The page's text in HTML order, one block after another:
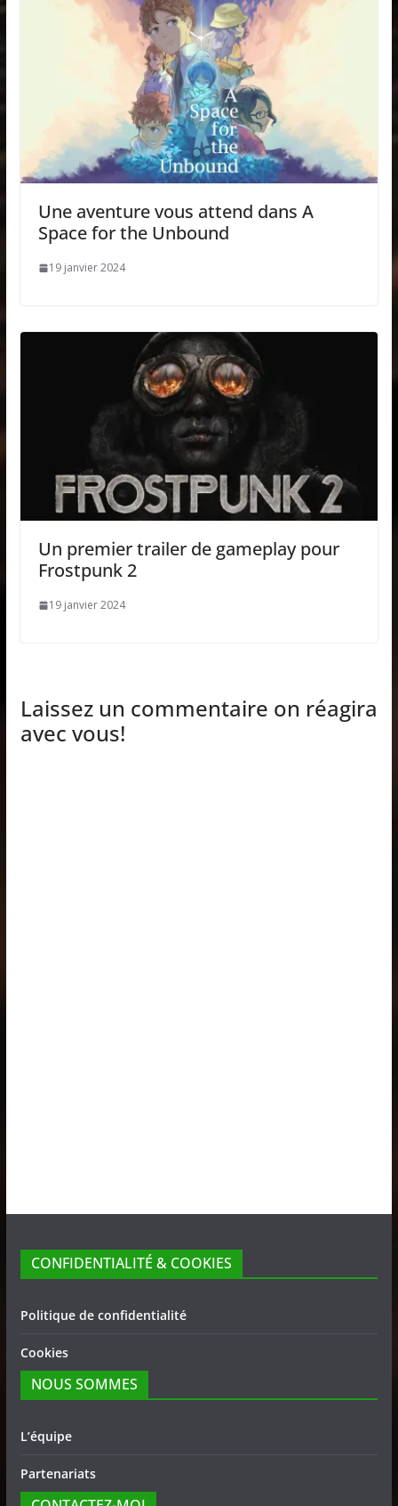
Une aventure vous attend dans A
Space for the Unbound
19 janvier 2024
Un premier trailer de gameplay pour
Frostpunk 2
19 janvier 2024
Laissez un commentaire on réagira
avec vous!
CONFIDENTIALITÉ & COOKIES
Politique de confidentialité
Cookies
NOUS SOMMES
L’équipe
Partenariats